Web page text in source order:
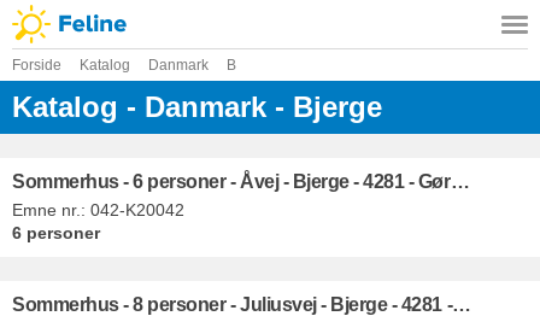
Forside Katalog Danmark B
Katalog - Danmark - Bjerge
Sommerhus - 6 personer - Åvej - Bjerge - 4281 - Gørlev
Emne nr.: 042-K20042
6 personer
Sommerhus - 8 personer - Juliusvej - Bjerge - 4281 - Gørlev